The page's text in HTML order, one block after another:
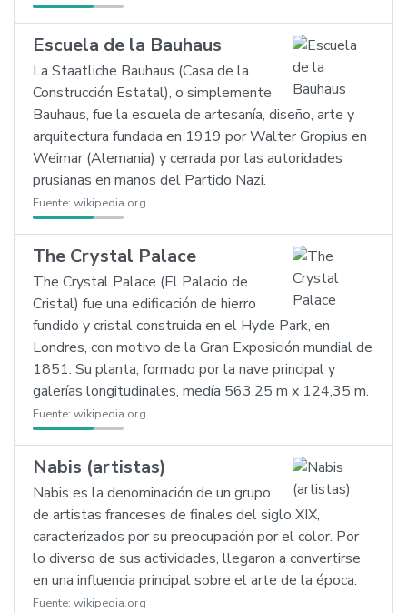
Escuela de la Bauhaus
La Staatliche Bauhaus (Casa de la
Construcción Estatal), o simplemente
Bauhaus, fue la escuela de artesanía, diseño, arte y
arquitectura fundada en 1919 por Walter Gropius en
Weimar (Alemania) y cerrada por las autoridades
prusianas en manos del Partido Nazi.
Fuente: wikipedia.org
The Crystal Palace
The Crystal Palace (El Palacio de
Cristal) fue una edificación de hierro
fundido y cristal construida en el Hyde Park, en
Londres, con motivo de la Gran Exposición mundial de
1851. Su planta, formado por la nave principal y
galerías longitudinales, medía 563,25 m x 124,35 m.
Fuente: wikipedia.org
Nabis (artistas)
Nabis es la denominación de un grupo
de artistas franceses de finales del siglo XIX,
caracterizados por su preocupación por el color. Por
lo diverso de sus actividades, llegaron a convertirse
en una influencia principal sobre el arte de la época.
Fuente: wikipedia.org